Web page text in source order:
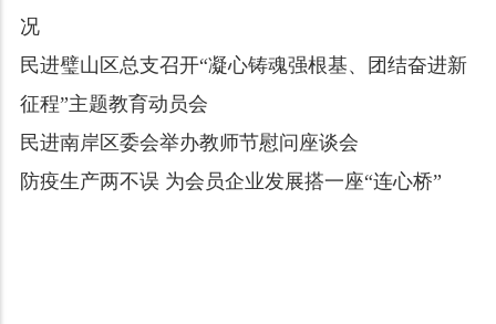
况
民进璧山区总支召开“凝心铸魂强根基、团结奋进新
征程”主题教育动员会
民进南岸区委会举办教师节慰问座谈会
防疫生产两不误 为会员企业发展搭一座“连心桥”